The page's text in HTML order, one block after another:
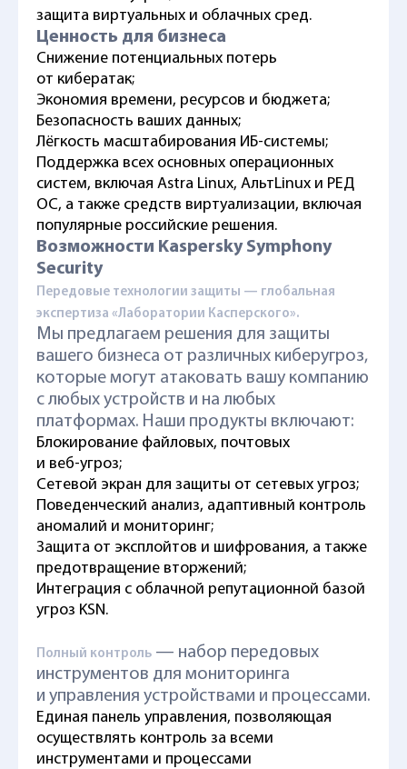
защита виртуальных и облачных сред.
Ценность для бизнеса
Снижение потенциальных потерь
от кибератак;
Экономия времени, ресурсов и бюджета;
Безопасность ваших данных;
Лёгкость масштабирования ИБ-системы;
Поддержка всех основных операционных
систем, включая Astra Linux, АльтLinux и РЕД
ОС, а также средств виртуализации, включая
популярные российские решения.
Возможности Kaspersky Symphony
Security
Передовые технологии защиты — глобальная
экспертиза «Лаборатории Касперского».
Мы предлагаем решения для защиты
вашего бизнеса от различных киберугроз,
которые могут атаковать вашу компанию
с любых устройств и на любых
платформах. Наши продукты включают:
Блокирование файловых, почтовых
и веб-угроз;
Сетевой экран для защиты от сетевых угроз;
Поведенческий анализ, адаптивный контроль
аномалий и мониторинг;
Защита от эксплойтов и шифрования, а также
предотвращение вторжений;
Интеграция с облачной репутационной базой
угроз KSN.
Полный контроль — набор передовых
инструментов для мониторинга
и управления устройствами и процессами.
Единая панель управления, позволяющая
осуществлять контроль за всеми
инструментами и процессами